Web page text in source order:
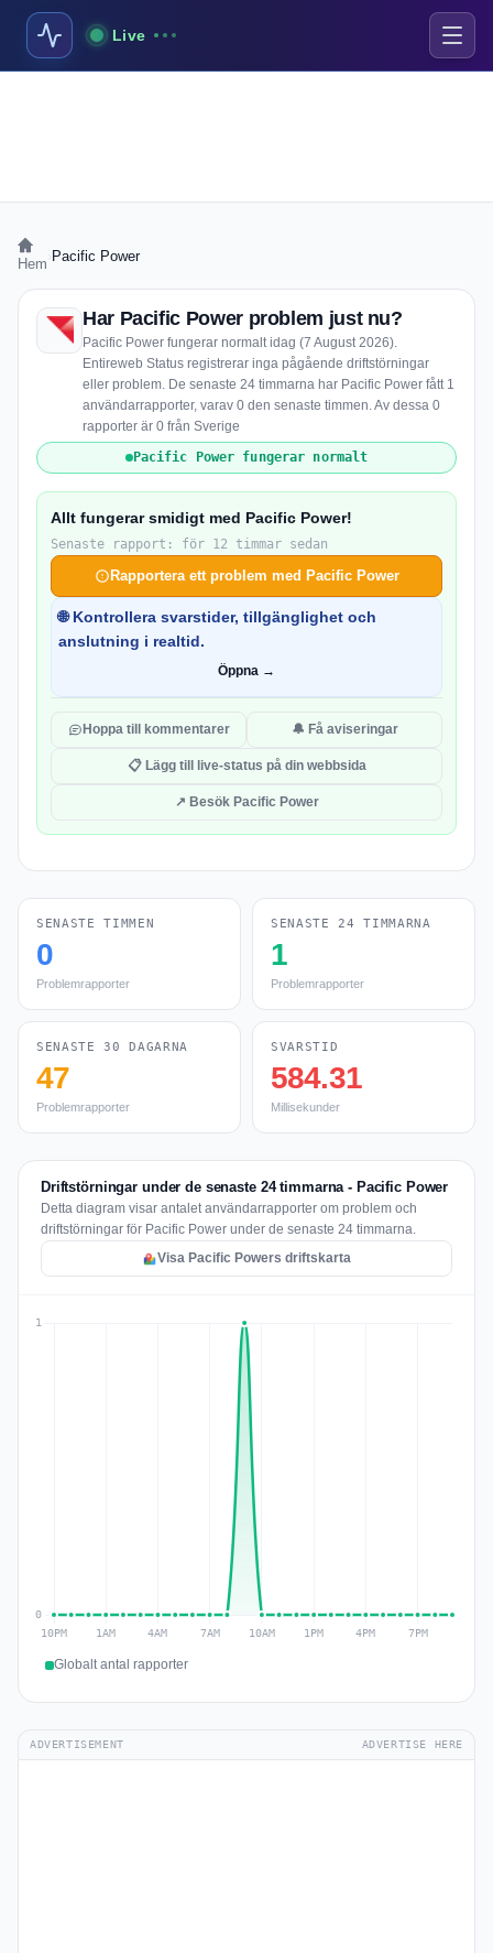
Live
Hem Pacific Power
Har Pacific Power problem just nu?
Pacific Power fungerar normalt idag (7 August 2026).
Entireweb Status registrerar inga pågående driftstörningar
eller problem. De senaste 24 timmarna har Pacific Power fått 1
användarrapporter, varav 0 den senaste timmen. Av dessa 0
rapporter är 0 från Sverige
Pacific Power fungerar normalt
Allt fungerar smidigt med Pacific Power!
Senaste rapport: för 12 timmar sedan
Rapportera ett problem med Pacific Power
🌐 Kontrollera svarstider, tillgänglighet och
anslutning i realtid.
Öppna →
Hoppa till kommentarer 🔔 Få aviseringar
📋 Lägg till live-status på din webbsida
↗ Besök Pacific Power
SENASTE TIMMEN
0
Problemrapporter
SENASTE 24 TIMMARNA
1
Problemrapporter
SENASTE 30 DAGARNA
47
Problemrapporter
SVARSTID
584.31
Millisekunder
Driftstörningar under de senaste 24 timmarna - Pacific Power
Detta diagram visar antalet användarrapporter om problem och
driftstörningar för Pacific Power under de senaste 24 timmarna.
Visa Pacific Powers driftskarta
Globalt antal rapporter
ADVERTISEMENT ADVERTISE HERE